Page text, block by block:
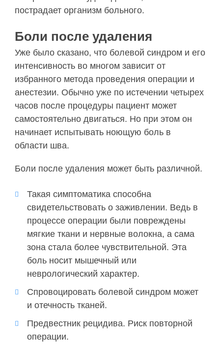
пострадает организм больного.
Боли после удаления
Уже было сказано, что болевой синдром и его
интенсивность во многом зависит от
избранного метода проведения операции и
анестезии. Обычно уже по истечении четырех
часов после процедуры пациент может
самостоятельно двигаться. Но при этом он
начинает испытывать ноющую боль в
области шва.
Боли после удаления может быть различной.
Такая симптоматика способна
свидетельствовать о заживлении. Ведь в
процессе операции были повреждены
мягкие ткани и нервные волокна, а сама
зона стала более чувствительной. Эта
боль носит мышечный или
неврологический характер.
Спровоцировать болевой синдром может
и отечность тканей.
Предвестник рецидива. Риск повторной
операции.